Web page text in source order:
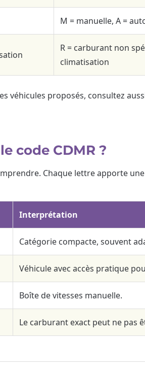
M = manuelle, A =
R = carburant non
climatisation
véhicules proposés, consultez
code CDMR ?
Chaque lettre apporte
Interprétation
Catégorie compacte, souvent
Véhicule avec accès pratique
Boîte de vitesses manuelle.
Le carburant exact peut ne pas